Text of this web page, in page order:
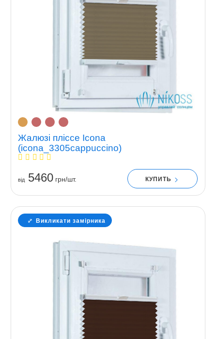
Жалюзі пліссе Icona
(icona_3305cappuccino)
вiд5460грн/шт. КУПИТЬ
Викликати замірника